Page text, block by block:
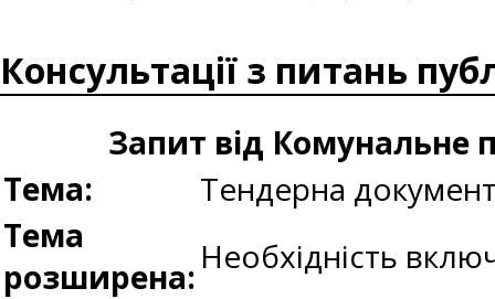
Консультації з питань
Запит від Комунальне
Тема:
Тендерна
Тема
розширена: Необхідність